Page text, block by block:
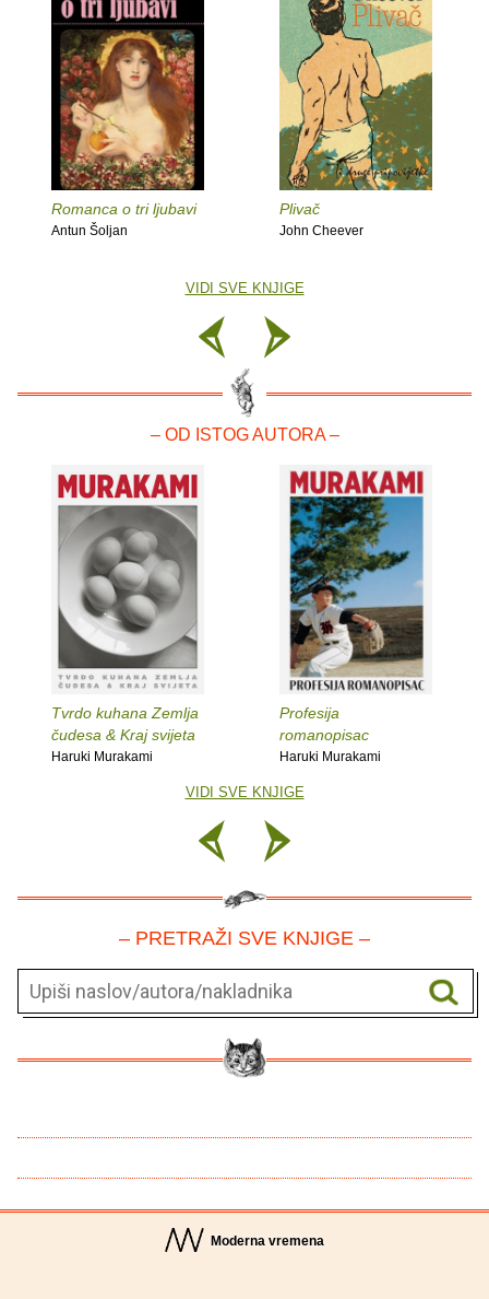
Romanca o tri ljubavi
Antun Šoljan
Plivač
John Cheever
VIDI SVE KNJIGE
– OD ISTOG AUTORA –
Tvrdo kuhana Zemlja
čudesa & Kraj svijeta
Haruki Murakami
Profesija
romanopisac
Haruki Murakami
VIDI SVE KNJIGE
– PRETRAŽI SVE KNJIGE –
Moderna vremena